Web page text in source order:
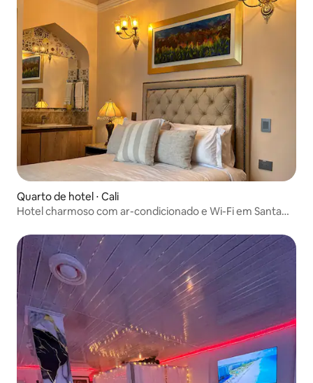
Quarto de hotel ⋅ Cali
Hotel charmoso com ar-condicionado e Wi-Fi em Santa